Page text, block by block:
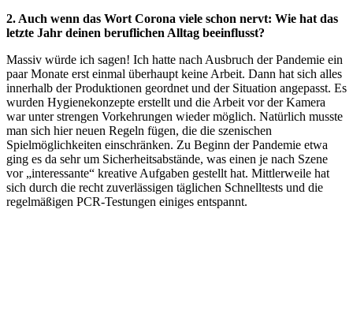
2. Auch wenn das Wort Corona viele schon nervt: Wie hat das
letzte Jahr deinen beruflichen Alltag beeinflusst?
Massiv würde ich sagen! Ich hatte nach Ausbruch der Pandemie ein
paar Monate erst einmal überhaupt keine Arbeit. Dann hat sich alles
innerhalb der Produktionen geordnet und der Situation angepasst. Es
wurden Hygienekonzepte erstellt und die Arbeit vor der Kamera
war unter strengen Vorkehrungen wieder möglich. Natürlich musste
man sich hier neuen Regeln fügen, die die szenischen
Spielmöglichkeiten einschränken. Zu Beginn der Pandemie etwa
ging es da sehr um Sicherheitsabstände, was einen je nach Szene
vor „interessante“ kreative Aufgaben gestellt hat. Mittlerweile hat
sich durch die recht zuverlässigen täglichen Schnelltests und die
regelmäßigen PCR-Testungen einiges entspannt.